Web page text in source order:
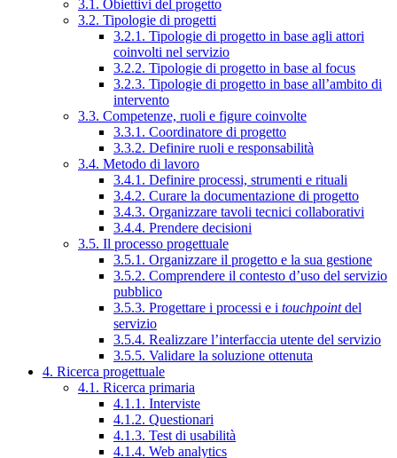
3.1. Obiettivi del progetto
3.2. Tipologie di progetti
3.2.1. Tipologie di progetto in base agli attori
coinvolti nel servizio
3.2.2. Tipologie di progetto in base al focus
3.2.3. Tipologie di progetto in base all’ambito di
intervento
3.3. Competenze, ruoli e figure coinvolte
3.3.1. Coordinatore di progetto
3.3.2. Definire ruoli e responsabilità
3.4. Metodo di lavoro
3.4.1. Definire processi, strumenti e rituali
3.4.2. Curare la documentazione di progetto
3.4.3. Organizzare tavoli tecnici collaborativi
3.4.4. Prendere decisioni
3.5. Il processo progettuale
3.5.1. Organizzare il progetto e la sua gestione
3.5.2. Comprendere il contesto d’uso del servizio
pubblico
3.5.3. Progettare i processi e i touchpointdel
servizio
3.5.4. Realizzare l’interfaccia utente del servizio
3.5.5. Validare la soluzione ottenuta
4. Ricerca progettuale
4.1. Ricerca primaria
4.1.1. Interviste
4.1.2. Questionari
4.1.3. Test di usabilità
4.1.4. Web analytics